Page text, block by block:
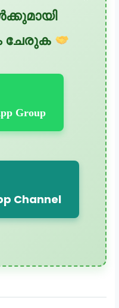
ചേരുക
Group
Channel